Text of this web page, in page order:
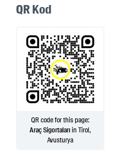
QR Kod
QR code for this page:
Araç Sigortalarıin Tirol,
Avusturya